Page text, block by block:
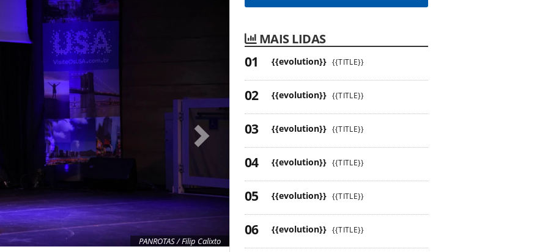
PANROTAS / Filip Calixto
MAIS LIDAS
{{evolution}} {{TITLE}}
{{evolution}} {{TITLE}}
{{evolution}} {{TITLE}}
{{evolution}} {{TITLE}}
{{evolution}} {{TITLE}}
{{evolution}} {{TITLE}}